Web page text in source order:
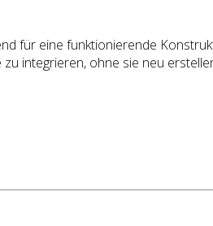
für eine funktionierende
integrieren, ohne sie neu